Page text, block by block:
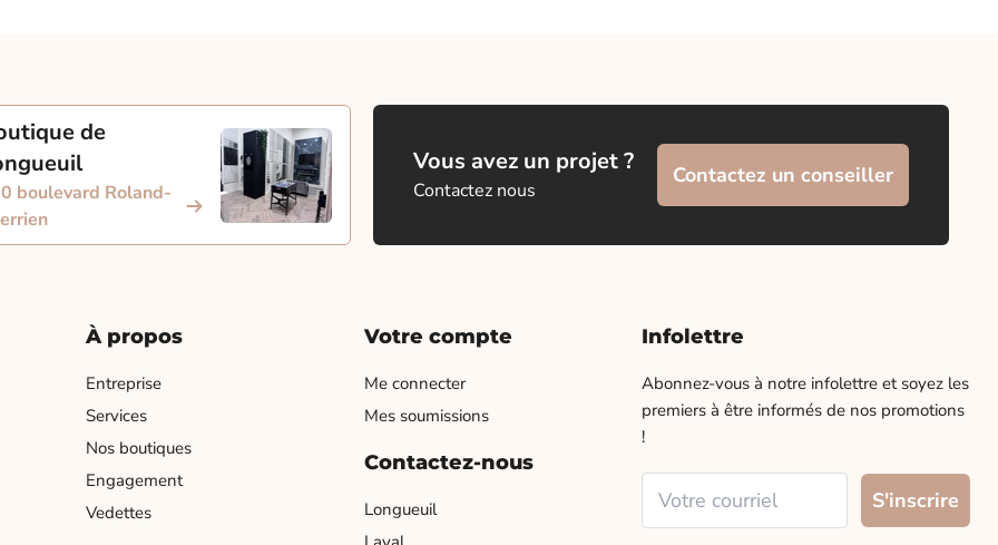
de
boulevard Roland-
Vous avez un projet ?
Contactez nous
Contactez un conseiller
À propos
Entreprise
Services
Nos boutiques
Engagement
Vedettes
Votre compte
Me connecter
Mes soumissions
Contactez-nous
Longueuil
Infolettre
Abonnez-vous à notre infolettre et soyez les
premiers à être informés de nos promotions
!